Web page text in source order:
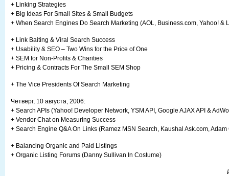
+ Linking Strategies
+ Big Ideas For Small Sites & Small Budgets
+ When Search Engines Do Search Marketing (AOL, Business.com, Yahoo! &
+ Link Baiting & Viral Search Success
+ Usability & SEO – Two Wins for the Price of One
+ SEM for Non-Profits & Charities
+ Pricing & Contracts For The Small SEM Shop
+ The Vice Presidents Of Search Marketing
Четверг, 10 августа, 2006:
+ Search APIs (Yahoo! Developer Network, YSM API, Google AJAX API &
+ Vendor Chat on Measuring Success
+ Search Engine Q&A On Links (Ramez MSN Search, Kaushal Ask.com,
+ Balancing Organic and Paid Listings
+ Organic Listing Forums (Danny Sullivan In Costume)